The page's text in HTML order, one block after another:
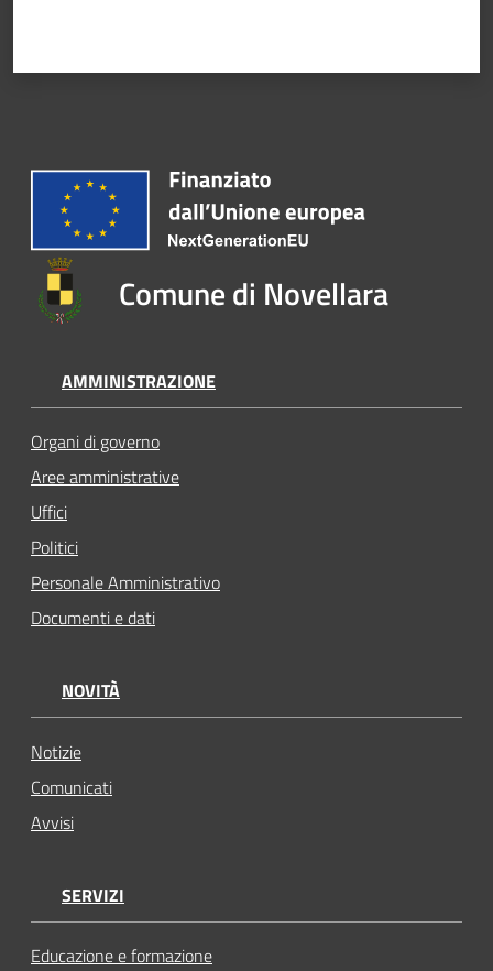
Comune di Novellara
AMMINISTRAZIONE
Organi di governo
Aree amministrative
Uffici
Politici
Personale Amministrativo
Documenti e dati
NOVITÀ
Notizie
Comunicati
Avvisi
SERVIZI
Educazione e formazione